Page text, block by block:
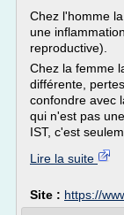
Chez l'homme
une
reproductive).
Chez la femme
différente,
confondre avec
qui n'est pas
IST, c'est
Lire la suite
Site : https://